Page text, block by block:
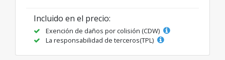
Incluido en el precio:
Exención de daños por colisión (CDW)
La responsabilidad de terceros(TPL)